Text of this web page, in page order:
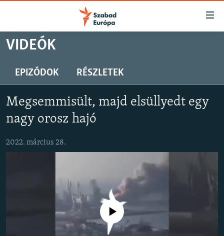
Akadálymentes
Ugrás
oldalra
tartalomjegyzékre
Ugrás
keresésre
AKTUÁLIS
VIDEÓK
ELEMZŐ
NER15
TÁRSADALOM
DEMOKRÁCIA
A PÉNZ NYOMÁBAN
VIDEÓK
EPIZÓDOK RÉSZLETEK
Megsemmisült, majd elsüllyedt egy
nagy orosz hajó
2022. március 28.
Jelenleg nincs elérhető tartalom